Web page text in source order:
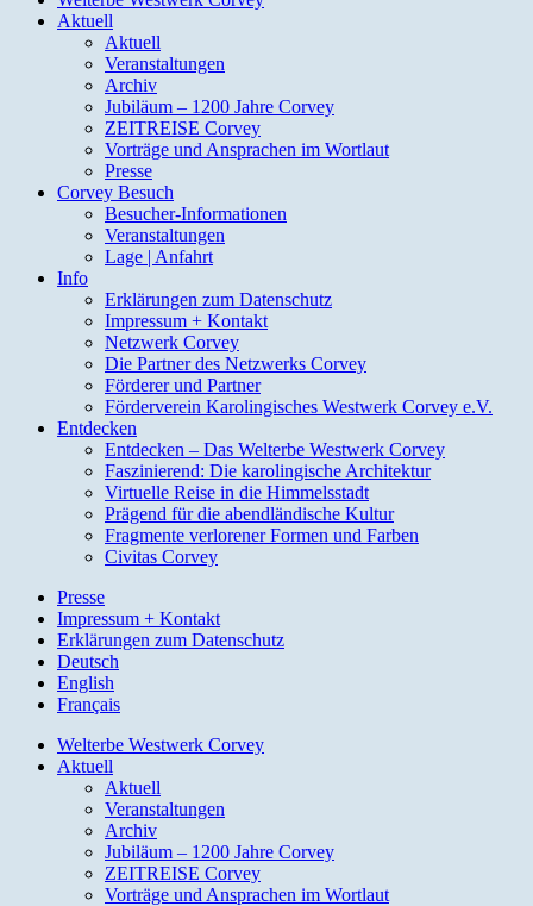
Menu
Aktuell
Aktuell
Veranstaltungen
Archiv
Jubiläum – 1200 Jahre Corvey
ZEITREISE Corvey
Vorträge und Ansprachen im Wortlaut
Presse
Corvey Besuch
Besucher-Informationen
Veranstaltungen
Lage | Anfahrt
Info
Erklärungen zum Datenschutz
Impressum + Kontakt
Netzwerk Corvey
Die Partner des Netzwerks Corvey
Förderer und Partner
Förderverein Karolingisches Westwerk Corvey e.V.
Entdecken
Entdecken – Das Welterbe Westwerk Corvey
Faszinierend: Die karolingische Architektur
Virtuelle Reise in die Himmelsstadt
Prägend für die abendländische Kultur
Fragmente verlorener Formen und Farben
Civitas Corvey
Presse
Impressum + Kontakt
Erklärungen zum Datenschutz
Deutsch
English
Français
Welterbe Westwerk Corvey
Aktuell
Aktuell
Veranstaltungen
Archiv
Jubiläum – 1200 Jahre Corvey
ZEITREISE Corvey
Vorträge und Ansprachen im Wortlaut